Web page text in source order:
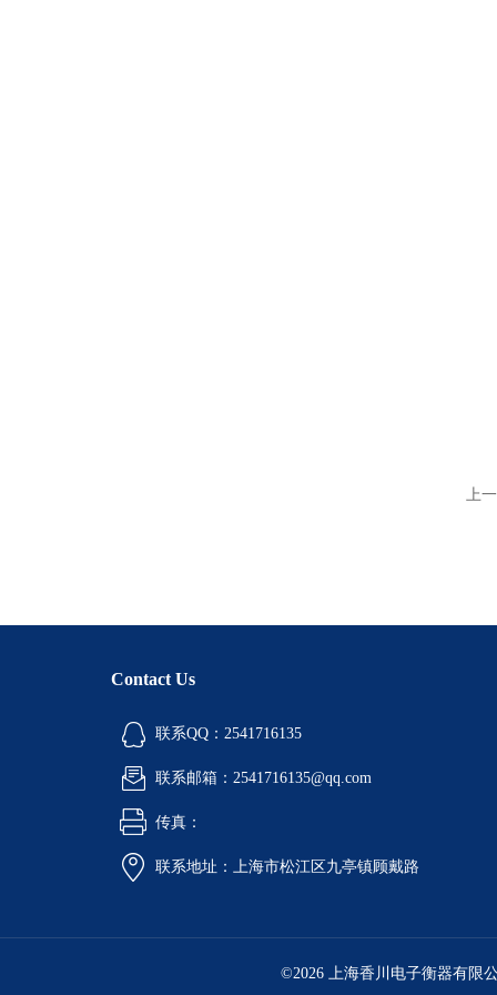
上一
Contact Us
联系QQ：2541716135
联系邮箱：2541716135@qq.com
传真：
联系地址：上海市松江区九亭镇顾戴路
©2026 上海香川电子衡器有限